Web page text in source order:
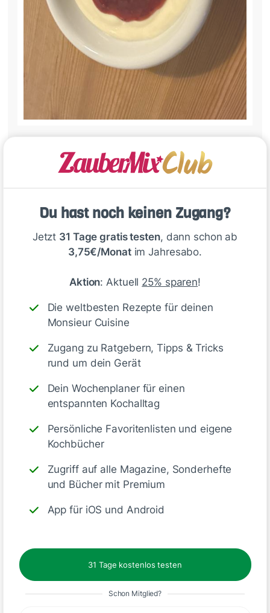
Du hast noch keinen Zugang?
Jetzt 31 Tage gratis testen, dann schon ab
3,75€/Monatim Jahresabo.
Aktion: Aktuell 25% sparen!
Die weltbesten Rezepte für deinen
Monsieur Cuisine
Zugang zu Ratgebern, Tipps & Tricks
rund um dein Gerät
Dein Wochenplaner für einen
entspannten Kochalltag
Persönliche Favoritenlisten und eigene
Kochbücher
Zugriff auf alle Magazine, Sonderhefte
und Bücher mit Premium
App für iOS und Android
31 Tage kostenlos testen
Schon Mitglied?
Emily vom ZauberMix Club Team
vor 9 Tagen
danke! Das freut uns riesig. 😍
Und dazu gab es bei dir noch Fruchtpüree? 😊
🤗
Nana